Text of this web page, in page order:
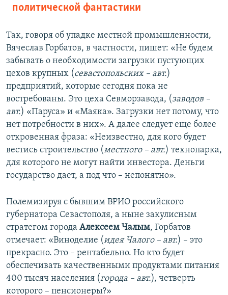
политической фантастики
Так, говоря об упадке местной промышленности,
Вячеслав Горбатов, в частности, пишет: «Не будем
забывать о необходимости загрузки пустующих
цехов крупных (севастопольских – авт.)
предприятий, которые сегодня пока не
востребованы. Это цеха Севморзавода, (заводов –
авт.) «Паруса» и «Маяка». Загрузки нет потому, что
нет потребности в них». А далее следует еще более
откровенная фраза: «Неизвестно, для кого будет
вестись строительство (местного – авт.) технопарка,
для которого не могут найти инвестора. Деньги
государство дает, а под что – непонятно».
Полемизируя с бывшим ВРИО российского
губернатора Севастополя, а ныне закулисным
стратегом города Алексеем Чалым, Горбатов
отмечает: «Виноделие (идея Чалого – авт.) – это
прекрасно. Это – рентабельно. Но кто будет
обеспечивать качественными продуктами питания
400 тысяч населения (города – авт.), четверть
которого – пенсионеры?»